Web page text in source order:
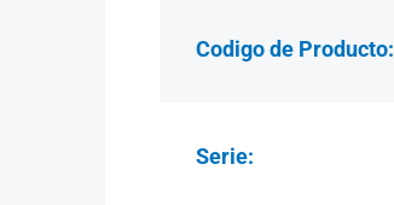
Codigo de Producto:
Serie: